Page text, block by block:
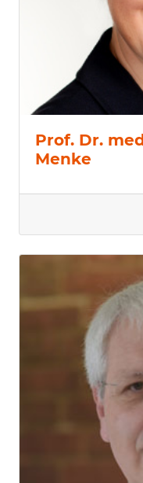
Prof. Dr.
Menke